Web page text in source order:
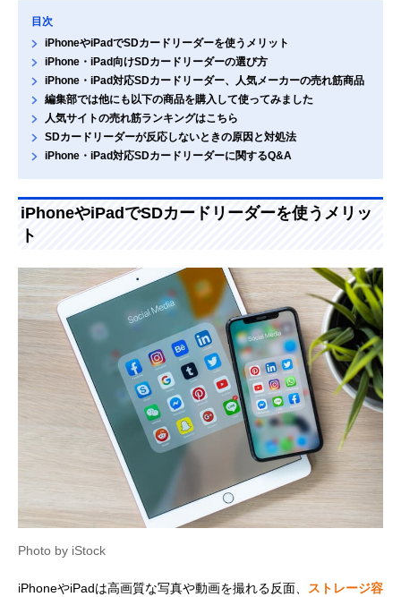
目次
iPhoneやiPadでSDカードリーダーを使うメリット
iPhone・iPad向けSDカードリーダーの選び方
iPhone・iPad対応SDカードリーダー、人気メーカーの売れ筋商品
編集部では他にも以下の商品を購入して使ってみました
人気サイトの売れ筋ランキングはこちら
SDカードリーダーが反応しないときの原因と対処法
iPhone・iPad対応SDカードリーダーに関するQ&A
iPhoneやiPadでSDカードリーダーを使うメリッ
ト
Photo by iStock
iPhoneやiPadは高画質な写真や動画を撮れる反面、 ストレージ容